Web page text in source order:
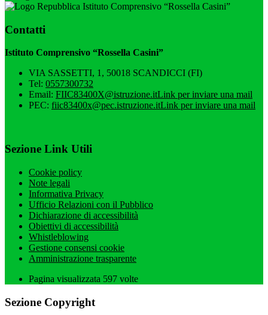
Istituto Comprensivo “Rossella Casini”
Contatti
Istituto Comprensivo “Rossella Casini”
VIA SASSETTI, 1, 50018 SCANDICCI (FI)
Tel: 0557300732
Email: FIIC83400X@istruzione.itLink per inviare una mail
PEC: fiic83400x@pec.istruzione.itLink per inviare una mail
Sezione Link Utili
Cookie policy
Note legali
Informativa Privacy
Ufficio Relazioni con il Pubblico
Dichiarazione di accessibilità
Obiettivi di accessibilità
Whistleblowing
Gestione consensi cookie
Amministrazione trasparente
Pagina visualizzata 597 volte
Sezione Copyright